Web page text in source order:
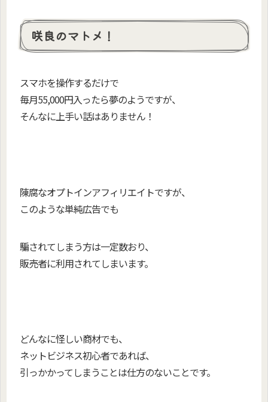
咲良のマトメ！
スマホを操作するだけで
毎月55,000円入ったら夢のようですが、
そんなに上手い話はありません！
陳腐なオプトインアフィリエイトですが、
このような単純広告でも
騙されてしまう方は一定数おり、
販売者に利用されてしまいます。
どんなに怪しい商材でも、
ネットビジネス初心者であれば、
引っかかってしまうことは仕方のないことです。